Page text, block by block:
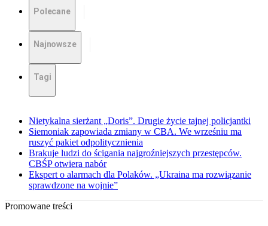
Polecane
Najnowsze
Tagi
Nietykalna sierżant „Doris”. Drugie życie tajnej policjantki
Siemoniak zapowiada zmiany w CBA. We wrześniu ma
ruszyć pakiet odpolitycznienia
Brakuje ludzi do ścigania najgroźniejszych przestępców.
CBŚP otwiera nabór
Ekspert o alarmach dla Polaków. „Ukraina ma rozwiązanie
sprawdzone na wojnie”
Promowane treści